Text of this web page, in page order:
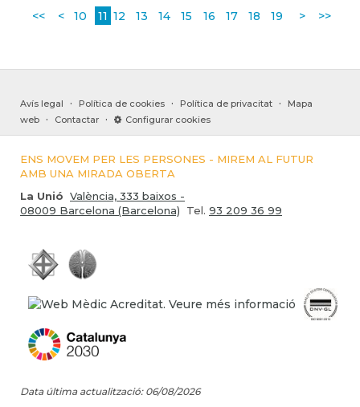
<< < 10 11 12 13 14 15 16 17 18 19 > >>
Avís legal · Política de cookies · Política de privacitat ·
Mapa
web
· Contactar · Configurar cookies
ENS MOVEM PER LES PERSONES - MIREM AL FUTUR
AMB UNA MIRADA OBERTA
La Unió València, 333 baixos -
08009 Barcelona (Barcelona) Tel. 93 209 36 99
Data última actualització: 06/08/2026